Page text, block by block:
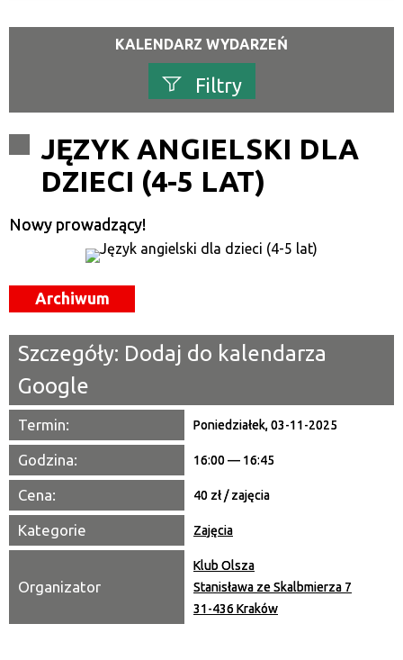
KALENDARZ WYDARZEŃ
Filtry
Kategoria
—
Organizator
JĘZYK ANGIELSKI DLA
DZIECI (4-5 LAT)
Nowy prowadzący!
Archiwum
Szczegóły: Dodaj do kalendarza
Google
Termin: Poniedziałek, 03-11-2025
Godzina: 16:00 — 16:45
Cena: 40 zł / zajęcia
Kategorie Zajęcia
Organizator
Klub Olsza
Stanisława ze Skalbmierza 7
31-436 Kraków